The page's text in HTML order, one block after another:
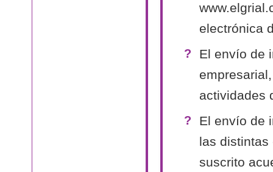
electrónica
El envío de
actividades
El envío de
las distintas
suscrito